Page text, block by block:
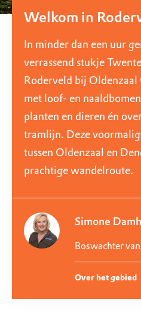
Welkom in
In minder dan een uur
verrassend stukje
Roderveld bij Oldenzaal
met loof- en
planten en dieren én
tramlijn. Deze
tussen Oldenzaal en
prachtige wandelroute.
Simone
Boswachter
Over het gebied